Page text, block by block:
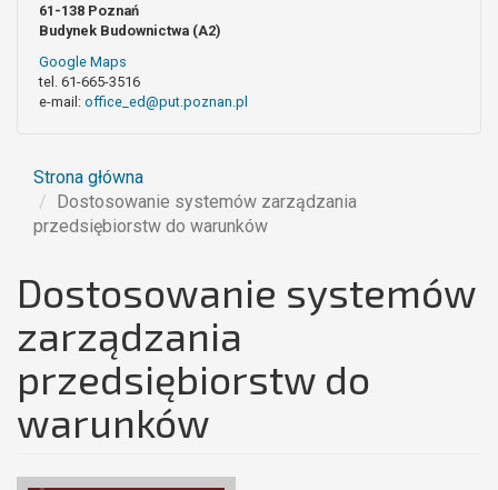
61-138 Poznań
Budynek Budownictwa (A2)
Google Maps
tel. 61-665-3516
e-mail: office_ed@put.poznan.pl
Strona główna
Dostosowanie systemów zarządzania
przedsiębiorstw do warunków
Dostosowanie systemów
zarządzania
przedsiębiorstw do
warunków